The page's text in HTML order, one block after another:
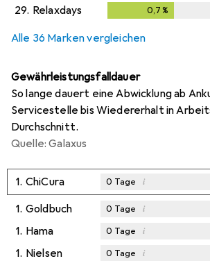
29. Relaxdays 0,7 %
Alle 36 Marken vergleichen
Gewährleistungsfalldauer
So lange dauert eine Abwicklung ab
Servicestelle bis Wiedererhalt in
Durchschnitt.
Quelle: Galaxus
1. ChiCura 0 Tage i
1. Goldbuch 0 Tage i
1. Hama 0 Tage i
1. Nielsen 0 Tage i